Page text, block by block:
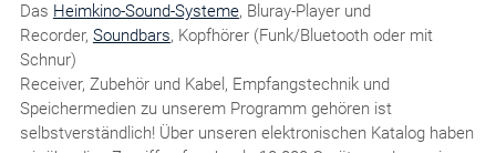
Das Heimkino-Sound-Systeme, Bluray-Player und
Recorder, Soundbars, Kopfhörer (Funk/Bluetooth oder mit
Schnur)
Receiver, Zubehör und Kabel, Empfangstechnik und
Speichermedien zu unserem Programm gehören ist
selbstverständlich! Über unseren elektronischen Katalog haben